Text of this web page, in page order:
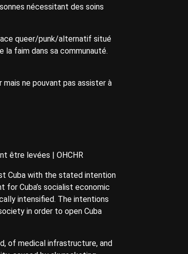
nécessitant des soins
queer/punk/alternatif situé
la faim dans sa communauté.
mais ne pouvant pas assister à
être levées | OHCHR
Cuba with the stated intention
Cuba’s socialist economic
intensified. The intentions
in order to open Cuba
of medical infrastructure, and